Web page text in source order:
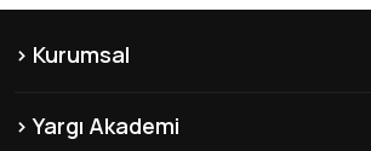
Kurumsal
Hakkımızda
Yargı Akademi